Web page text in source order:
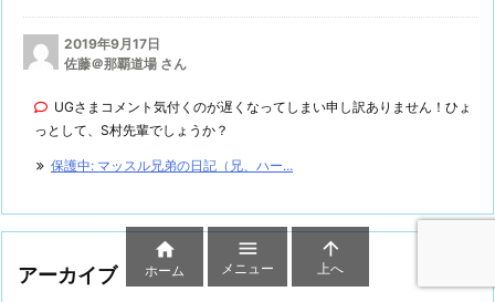
2019年9月17日
佐藤＠那覇道場 さん
UGさまコメント気付くのが遅くなってしまい申し訳ありません！ひょ
っとして、S村先輩でしょうか？
保護中: マッスル兄弟の日記（兄、ハー...
アーカイブ

ホーム

メニュー

上へ